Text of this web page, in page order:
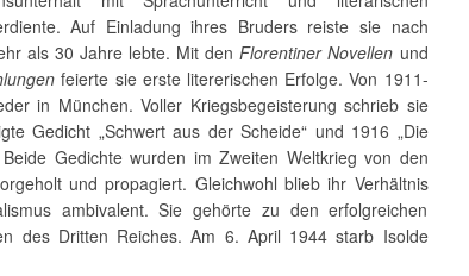
Auf Einladung ihres Bruders reiste sie nach
als 30 Jahre lebte. Mit denFlorentiner Novellen und
feierte sie erste litererischen Erfolge. Von 1911-
in München. Voller Kriegsbegeisterung schrieb sie
Gedicht „Schwert aus der Scheide“ und 1916 „Die
Gedichte wurden im Zweiten Weltkrieg von den
und propagiert. Gleichwohl blieb ihr Verhältnis
ambivalent. Sie gehörte zu den erfolgreichen
des Dritten Reiches. Am 6. April 1944 starb Isolde